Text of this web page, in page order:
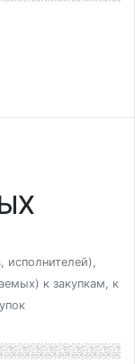
исполнителей),
к закупкам, к